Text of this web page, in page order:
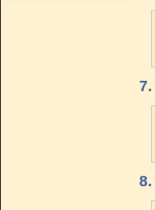
7.
8.